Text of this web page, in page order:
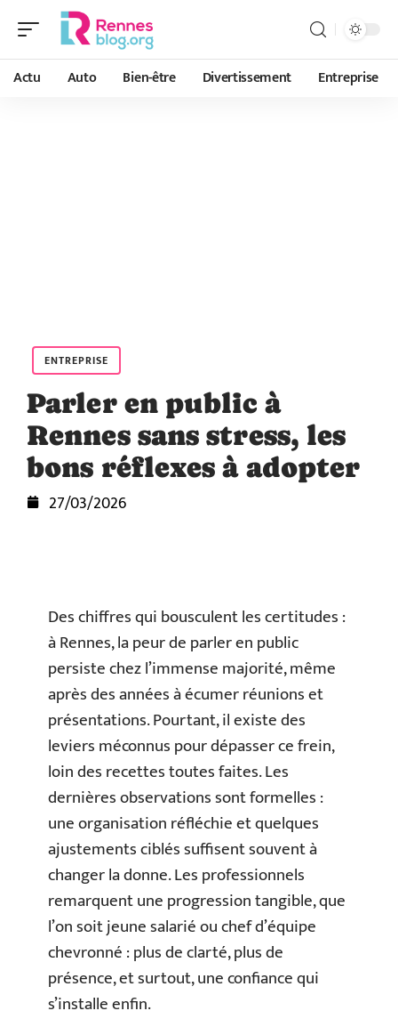
Actu Auto Bien-être Divertissement Entreprise
ENTREPRISE
Parler en public à
Rennes sans stress, les
bons réflexes à adopter
27/03/2026
Des chiffres qui bousculent les certitudes :
à Rennes, la peur de parler en public
persiste chez l’immense majorité, même
après des années à écumer réunions et
présentations. Pourtant, il existe des
leviers méconnus pour dépasser ce frein,
loin des recettes toutes faites. Les
dernières observations sont formelles :
une organisation réfléchie et quelques
ajustements ciblés suffisent souvent à
changer la donne. Les professionnels
remarquent une progression tangible, que
l’on soit jeune salarié ou chef d’équipe
chevronné : plus de clarté, plus de
présence, et surtout, une confiance qui
s’installe enfin.